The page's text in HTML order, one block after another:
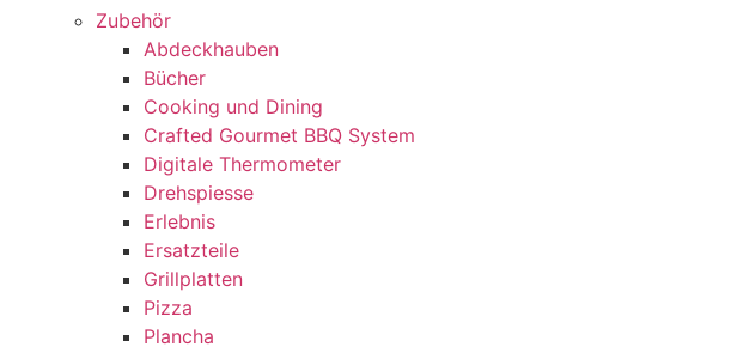
Zubehör
Abdeckhauben
Bücher
Cooking und Dining
Crafted Gourmet BBQ System
Digitale Thermometer
Drehspiesse
Erlebnis
Ersatzteile
Grillplatten
Pizza
Plancha